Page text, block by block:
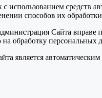
использованием средств
способов их
Сайта
обработку персональных
является